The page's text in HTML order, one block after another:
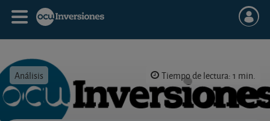
Análisis Tiempo de lectura: 1 min.